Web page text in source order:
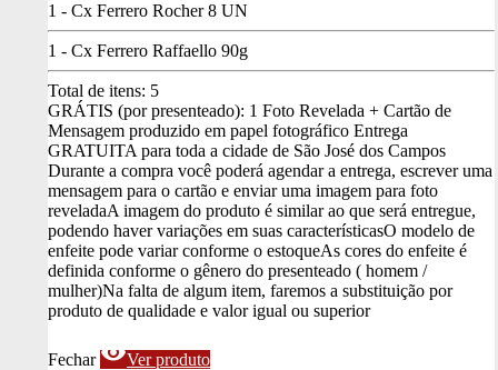
1 - Cx Ferrero Rocher 8 UN
1 - Cx Ferrero Raffaello 90g
Total de itens: 5
GRÁTIS (por presenteado): 1 Foto Revelada + Cartão de
Mensagem produzido em papel fotográfico Entrega
GRATUITA para toda a cidade de São José dos Campos
Durante a compra você poderá agendar a entrega, escrever uma
mensagem para o cartão e enviar uma imagem para foto
reveladaA imagem do produto é similar ao que será entregue,
podendo haver variações em suas característicasO modelo de
enfeite pode variar conforme o estoqueAs cores do enfeite é
definida conforme o gênero do presenteado ( homem /
mulher)Na falta de algum item, faremos a substituição por
produto de qualidade e valor igual ou superior
Fechar visibilityVer produto